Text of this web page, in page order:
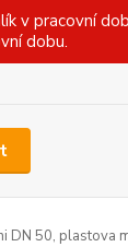
v pracovní
dobu.
DN 50, plastova